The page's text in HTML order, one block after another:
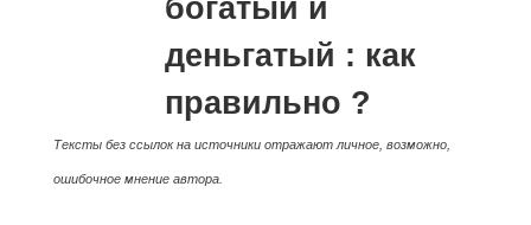
богатый и
деньгатый : как
правильно ?
Тексты без ссылок на источники отражают личное, возможно,
ошибочное мнение автора.